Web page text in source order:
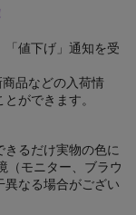
値下げ」通知を受
品などの入荷情
ができます。
るだけ実物の色に
（モニター、ブラウ
なる場合がござい